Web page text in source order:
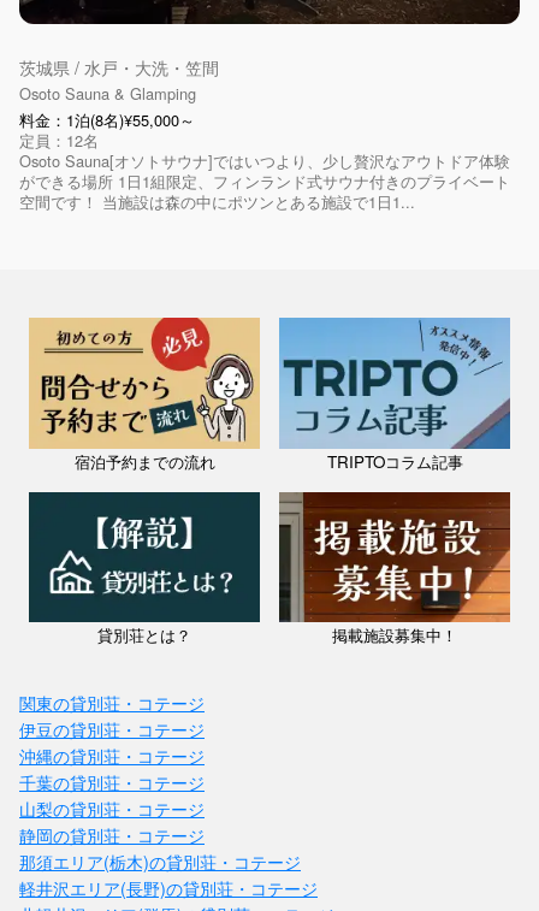
茨城県 / 水戸・大洗・笠間
Osoto Sauna & Glamping
料金：1泊(8名)¥55,000～
定員：12名
Osoto Sauna[オソトサウナ]ではいつより、少し贅沢なアウトドア体験
ができる場所 1日1組限定、フィンランド式サウナ付きのプライベート
空間です！ 当施設は森の中にポツンとある施設で1日1...
宿泊予約までの流れ TRIPTOコラム記事
貸別荘とは？ 掲載施設募集中！
関東の貸別荘・コテージ
伊豆の貸別荘・コテージ
沖縄の貸別荘・コテージ
千葉の貸別荘・コテージ
山梨の貸別荘・コテージ
静岡の貸別荘・コテージ
那須エリア(栃木)の貸別荘・コテージ
軽井沢エリア(長野)の貸別荘・コテージ